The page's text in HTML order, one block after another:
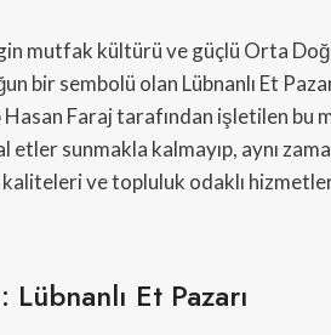
mutfak kültürü ve güçlü Orta
bir sembolü olan Lübnanlı Et
Faraj tarafından işletilen bu
etler sunmakla kalmayıp, aynı
ve topluluk odaklı
Et Pazarı